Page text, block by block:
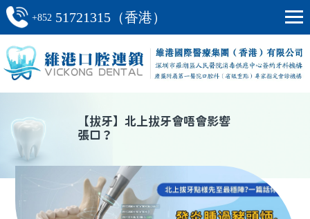
+852 51721315（香港）
【拔牙】 北上拔牙會唔會影響
張口？